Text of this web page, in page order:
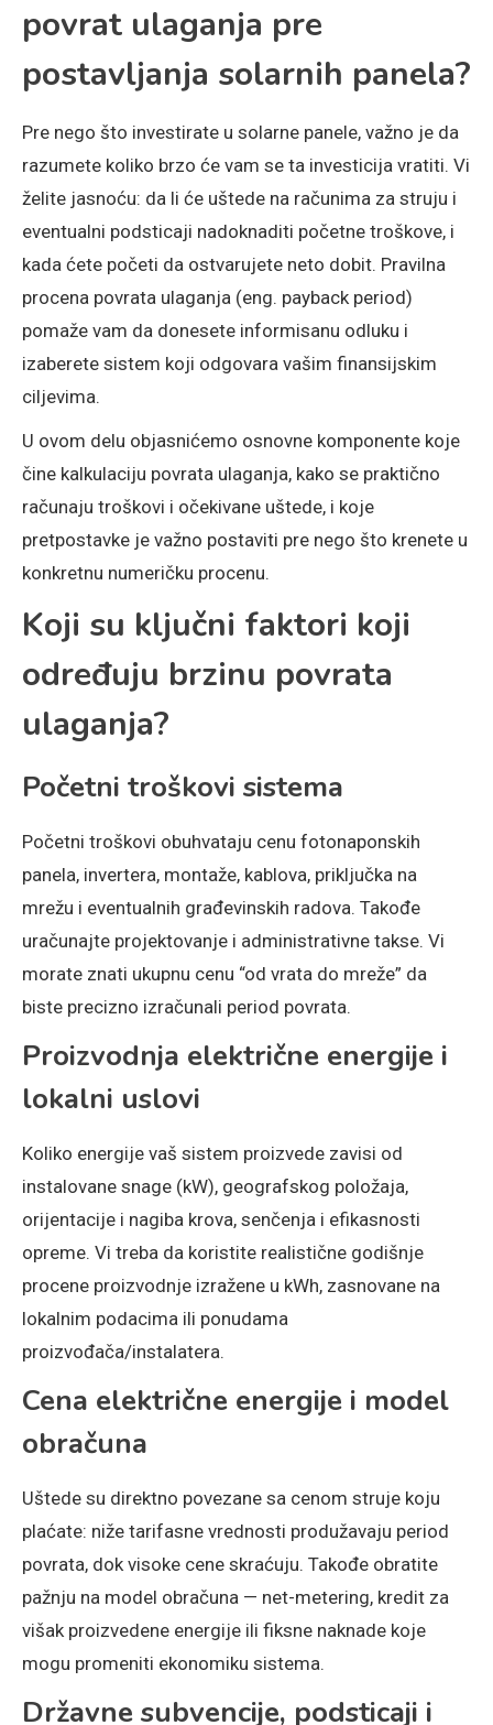
povrat ulaganja pre
postavljanja solarnih panela?
Pre nego što investirate u solarne panele, važno je da
razumete koliko brzo će vam se ta investicija vratiti. Vi
želite jasnoću: da li će uštede na računima za struju i
eventualni podsticaji nadoknaditi početne troškove, i
kada ćete početi da ostvarujete neto dobit. Pravilna
procena povrata ulaganja (eng. payback period)
pomaže vam da donesete informisanu odluku i
izaberete sistem koji odgovara vašim finansijskim
ciljevima.
U ovom delu objasnićemo osnovne komponente koje
čine kalkulaciju povrata ulaganja, kako se praktično
računaju troškovi i očekivane uštede, i koje
pretpostavke je važno postaviti pre nego što krenete u
konkretnu numeričku procenu.
Koji su ključni faktori koji
određuju brzinu povrata
ulaganja?
Početni troškovi sistema
Početni troškovi obuhvataju cenu fotonaponskih
panela, invertera, montaže, kablova, priključka na
mrežu i eventualnih građevinskih radova. Takođe
uračunajte projektovanje i administrativne takse. Vi
morate znati ukupnu cenu “od vrata do mreže” da
biste precizno izračunali period povrata.
Proizvodnja električne energije i
lokalni uslovi
Koliko energije vaš sistem proizvede zavisi od
instalovane snage (kW), geografskog položaja,
orijentacije i nagiba krova, senčenja i efikasnosti
opreme. Vi treba da koristite realistične godišnje
procene proizvodnje izražene u kWh, zasnovane na
lokalnim podacima ili ponudama
proizvođača/instalatera.
Cena električne energije i model
obračuna
Uštede su direktno povezane sa cenom struje koju
plaćate: niže tarifasne vrednosti produžavaju period
povrata, dok visoke cene skraćuju. Takođe obratite
pažnju na model obračuna — net-metering, kredit za
višak proizvedene energije ili fiksne naknade koje
mogu promeniti ekonomiku sistema.
Državne subvencije, podsticaji i